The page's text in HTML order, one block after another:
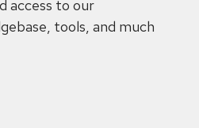
access to our
tools, and much